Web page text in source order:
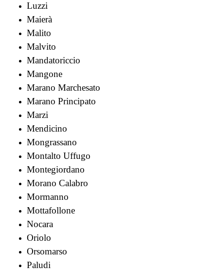
Luzzi
Maierà
Malito
Malvito
Mandatoriccio
Mangone
Marano Marchesato
Marano Principato
Marzi
Mendicino
Mongrassano
Montalto Uffugo
Montegiordano
Morano Calabro
Mormanno
Mottafollone
Nocara
Oriolo
Orsomarso
Paludi